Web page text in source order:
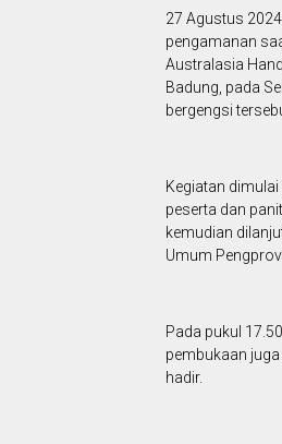
27 Agustus
pengamanan
Australasia
Badung, pada
bergengsi
Kegiatan
peserta dan
kemudian
Umum
Pada pukul
pembukaan
hadir.